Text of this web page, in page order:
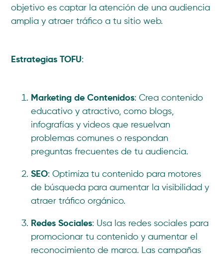
objetivo es captar la atención de una audiencia
amplia y atraer tráfico a tu sitio web.
Estrategias TOFU:
Marketing de Contenidos: Crea contenido
educativo y atractivo, como blogs,
infografías y videos que resuelvan
problemas comunes o respondan
preguntas frecuentes de tu audiencia.
SEO: Optimiza tu contenido para motores
de búsqueda para aumentar la visibilidad y
atraer tráfico orgánico.
Redes Sociales: Usa las redes sociales para
promocionar tu contenido y aumentar el
reconocimiento de marca. Las campañas